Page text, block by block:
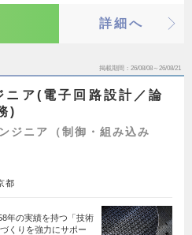
詳細へ
掲載期間 26/08/08～26/08/21
ニア(電子回路設計／論
)
ジニア（制御・組み込み
都
年の実績を持つ「技術
くりを強力にサポー